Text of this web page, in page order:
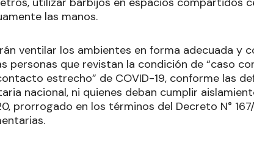
las manos.
ventilar los ambientes en forma adecuada y
personas que revistan la condición de “caso
estrecho” de COVID-19, conforme las
nacional, ni quienes deban cumplir
prorrogado en los términos del Decreto N°